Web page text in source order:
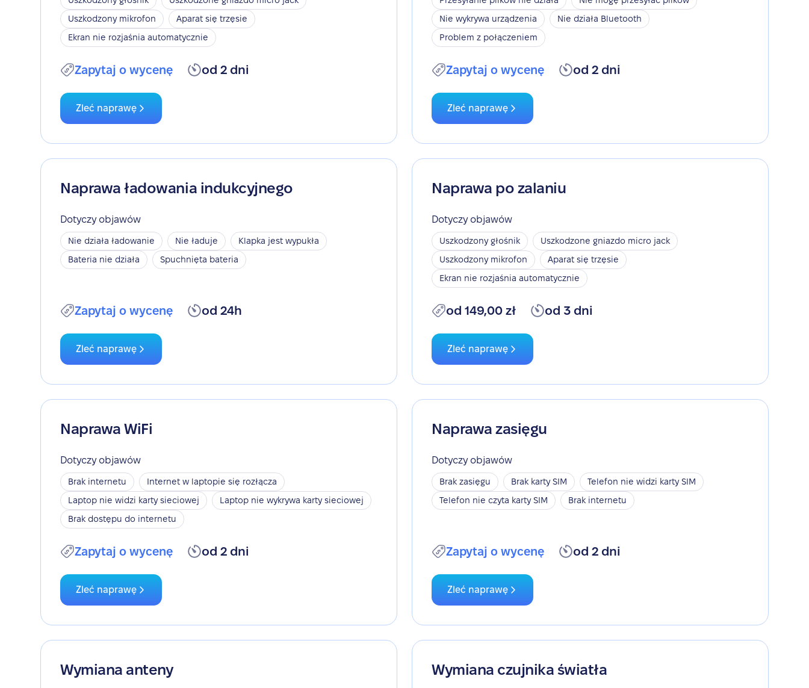
Uszkodzony mikrofon
Aparat się trzęsie
Ekran nie rozjaśnia automatycznie
Zapytaj o wycenę od 2 dni
Zleć naprawę
Nie wykrywa urządzenia
Nie działa Bluetooth
Problem z połączeniem
Zapytaj o wycenę od 2 dni
Zleć naprawę
Naprawa ładowania indukcyjnego
Dotyczy objawów
Nie działa ładowanie Nie ładuje
Klapka jest wypukła
Bateria nie działa
Spuchnięta bateria
Zapytaj o wycenę od 24h
Zleć naprawę
Naprawa po zalaniu
Dotyczy objawów
Uszkodzony głośnik
Uszkodzone gniazdo micro jack
Uszkodzony mikrofon
Aparat się trzęsie
Ekran nie rozjaśnia automatycznie
od 149,00 zł od 3 dni
Zleć naprawę
Naprawa WiFi
Dotyczy objawów
Brak internetu
Internet w laptopie się rozłącza
Laptop nie widzi karty sieciowej
Laptop nie wykrywa karty sieciowej
Brak dostępu do internetu
Zapytaj o wycenę od 2 dni
Zleć naprawę
Naprawa zasięgu
Dotyczy objawów
Brak zasięgu Brak karty SIM
Telefon nie widzi karty SIM
Telefon nie czyta karty SIM
Brak internetu
Zapytaj o wycenę od 2 dni
Zleć naprawę
Wymiana anteny Wymiana czujnika światła